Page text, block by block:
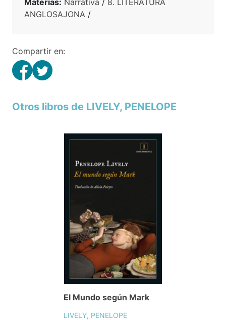
ANGLOSAJONA /
Compartir en:
Otros libros de LIVELY, PENELOPE
El Mundo según Mark
LIVELY, PENELOPE